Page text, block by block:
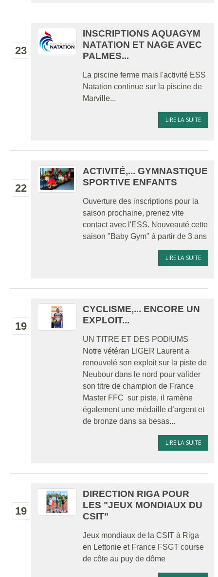
23
INSCRIPTIONS AQUAGYM
NATATION ET NAGE AVEC
PALMES...
La piscine ferme mais l'activité ESS
Natation continue sur la piscine de
Marville...
LIRE LA SUITE
22
ACTIVITÉ,... GYMNASTIQUE
SPORTIVE ENFANTS
Ouverture des inscriptions pour la
saison prochaine, prenez vite
contact avec l'ESS. Nouveauté cette
saison "Baby Gym" à partir de 3 ans
LIRE LA SUITE
19
CYCLISME,... ENCORE UN
EXPLOIT...
UN TITRE ET DES PODIUMS
Notre vétéran LIGER Laurent a
renouvelé son exploit sur la piste de
Neubour dans le nord pour valider
son titre de champion de France
Master FFC sur piste, il ramène
également une médaille d’argent et
de bronze dans sa besas...
LIRE LA SUITE
19
DIRECTION RIGA POUR
LES "JEUX MONDIAUX DU
CSIT"
Jeux mondiaux de la CSIT à Riga
en Lettonie et France FSGT course
de côte au puy de dôme